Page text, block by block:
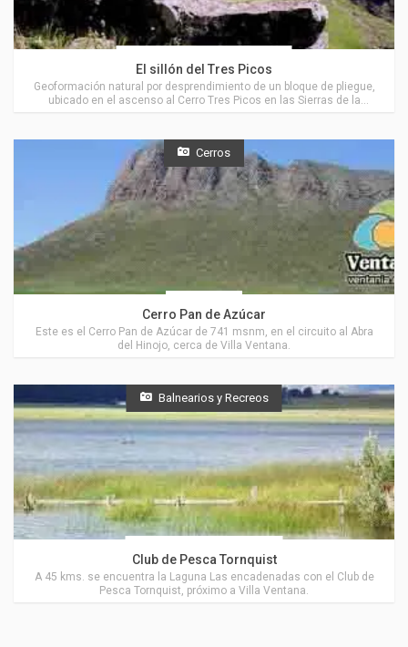
El sillón del Tres Picos
Geoformación natural por desprendimiento de un bloque de pliegue,
ubicado en el ascenso al Cerro Tres Picos en las Sierras de la
Cerros
Cerro Pan de Azúcar
Este es el Cerro Pan de Azúcar de 741 msnm, en el circuito al Abra
del Hinojo, cerca de Villa Ventana.
Balnearios y Recreos
Club de Pesca Tornquist
A 45 kms. se encuentra la Laguna Las encadenadas con el Club de
Pesca Tornquist, próximo a Villa Ventana.